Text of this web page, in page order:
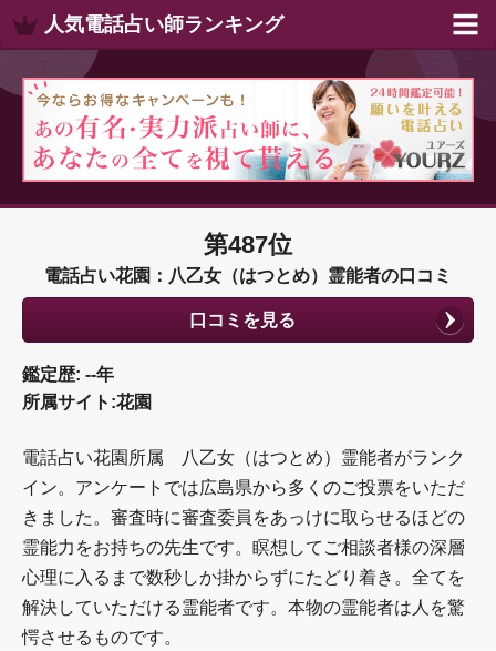
人気電話占い師ランキング
第487位
電話占い花園：八乙女（はつとめ）霊能者の口コミ
口コミを見る
鑑定歴: --年
所属サイト:花園
電話占い花園所属 八乙女（はつとめ）霊能者がランク
イン。アンケートでは広島県から多くのご投票をいただ
きました。審査時に審査委員をあっけに取らせるほどの
霊能力をお持ちの先生です。瞑想してご相談者様の深層
心理に入るまで数秒しか掛からずにたどり着き。全てを
解決していただける霊能者です。本物の霊能者は人を驚
愕させるものです。